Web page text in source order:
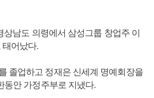
상남도 의령에서 삼성그룹 창업주 이
태어났다.
졸업하고 정재은 신세계 명예회장을
동안 가정주부로 지냈다.